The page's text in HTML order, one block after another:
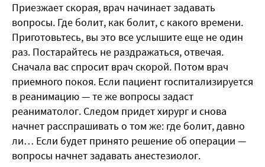
Приезжает скорая, врач начинает задавать
вопросы. Где болит, как болит, с какого времени.
Приготовьтесь, вы это все услышите еще не один
раз. Постарайтесь не раздражаться, отвечая.
Сначала вас спросит врач скорой. Потом врач
приемного покоя. Если пациент госпитализируется
в реанимацию — те же вопросы задаст
реаниматолог. Следом придет хирург и снова
начнет расспрашивать о том же: где болит, давно
ли… Если будет принято решение об операции —
вопросы начнет задавать анестезиолог.